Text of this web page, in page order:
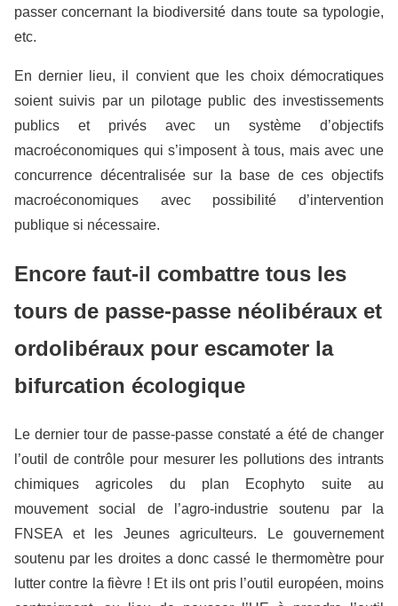
passer concernant la biodiversité dans toute sa typologie,
etc.
En dernier lieu, il convient que les choix démocratiques
soient suivis par un pilotage public des investissements
publics et privés avec un système d’objectifs
macroéconomiques qui s’imposent à tous, mais avec une
concurrence décentralisée sur la base de ces objectifs
macroéconomiques avec possibilité d’intervention
publique si nécessaire.
Encore faut-il combattre tous les
tours de passe-passe néolibéraux et
ordolibéraux pour escamoter la
bifurcation écologique
Le dernier tour de passe-passe constaté a été de changer
l’outil de contrôle pour mesurer les pollutions des intrants
chimiques agricoles du plan Ecophyto suite au
mouvement social de l’agro-industrie soutenu par la
FNSEA et les Jeunes agriculteurs. Le gouvernement
soutenu par les droites a donc cassé le thermomètre pour
lutter contre la fièvre ! Et ils ont pris l’outil européen, moins